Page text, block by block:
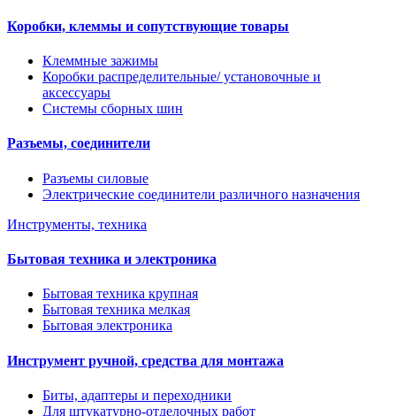
Коробки, клеммы и сопутствующие товары
Клеммные зажимы
Коробки распределительные/ установочные и
аксессуары
Системы сборных шин
Разъемы, соединители
Разъемы силовые
Электрические соединители различного назначения
Инструменты, техника
Бытовая техника и электроника
Бытовая техника крупная
Бытовая техника мелкая
Бытовая электроника
Инструмент ручной, средства для монтажа
Биты, адаптеры и переходники
Для штукатурно-отделочных работ